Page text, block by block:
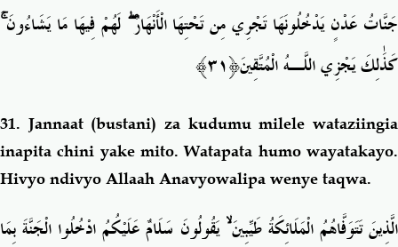
جَنَّاتُ عَدْنٍ يَدْخُلُونَهَا تَجْرِي مِن تَحْتِهَا الْأَنْهَارُۖ لَهُمْ فِيهَا مَا يَشَاءُونَۚ
كَذَٰلِكَ يَجْزِي اللَّـهُ الْمُتَّقِينَ﴿٣١﴾
31. Jannaat (bustani) za kudumu milele wataziingia
inapita chini yake mito. Watapata humo wayatakayo.
Hivyo ndivyo Allaah Anavyowalipa wenye taqwa.
الَّذِينَ تَتَوَفَّاهُمُ الْمَلَائِكَةُ طَيِّبِينَۙيَقُولُونَ سَلَامٌ عَلَيْكُمُ ادْخُلُوا الْجَنَّةَ بِمَا